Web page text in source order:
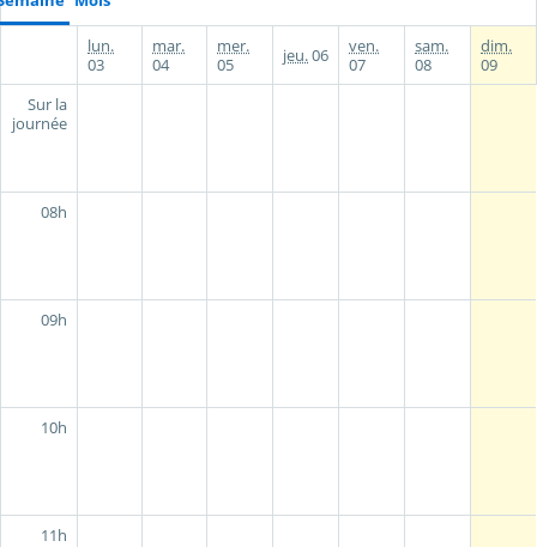
lun.
03
mar.
04
mer.
05
jeu.06
ven.
07
sam.
08
dim.
09
Sur la
journée
08h
09h
10h
11h